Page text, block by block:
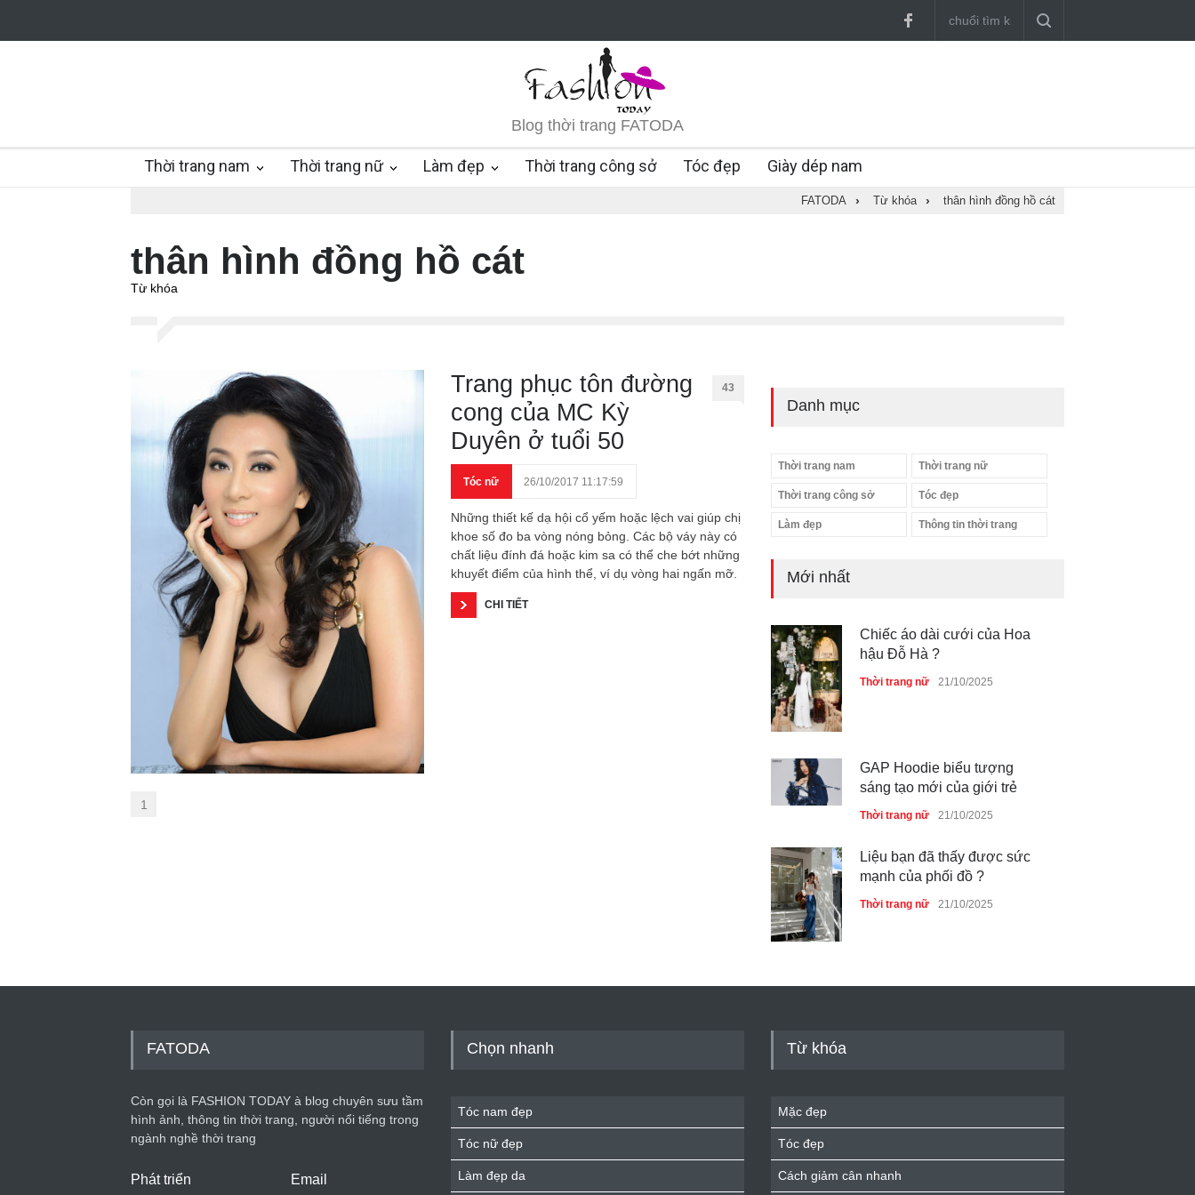
Blog thời trang FATODA
Thời trang nam Thời trang nữ Làm đẹp Thời trang công sở Tóc đẹp Giày dép nam
FATODA › Từ khóa › thân hình đồng hồ cát
thân hình đồng hồ cát
Từ khóa
Trang phục tôn đường
cong của MC Kỳ
Duyên ở tuổi 50
43
Tóc nữ 26/10/2017 11:17:59
Những thiết kế dạ hội cổ yếm hoặc lệch vai giúp chị
khoe số đo ba vòng nóng bỏng. Các bộ váy này có
chất liệu đính đá hoặc kim sa có thể che bớt những
khuyết điểm của hình thể, ví dụ vòng hai ngấn mỡ.
CHI TIẾT
1
Danh mục
Thời trang nam Thời trang nữ
Thời trang công sở Tóc đẹp
Làm đẹp Thông tin thời trang
Mới nhất
Chiếc áo dài cưới của Hoa
hậu Đỗ Hà ?
Thời trang nữ 21/10/2025
GAP Hoodie biểu tượng
sáng tạo mới của giới trẻ
Thời trang nữ 21/10/2025
Liệu bạn đã thấy được sức
mạnh của phối đồ ?
Thời trang nữ 21/10/2025
nữ 40+
Thời trang nữ 21/10/2025
FATODA
Còn gọi là FASHION TODAY à blog chuyên sưu tầm
hình ảnh, thông tin thời trang, người nổi tiếng trong
ngành nghề thời trang
Phát triển Email
Chọn nhanh
Tóc nam đẹp
Tóc nữ đẹp
Làm đẹp da
Từ khóa
Mặc đẹp
Tóc đẹp
Cách giảm cân nhanh